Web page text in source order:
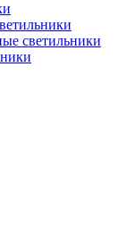
светильники